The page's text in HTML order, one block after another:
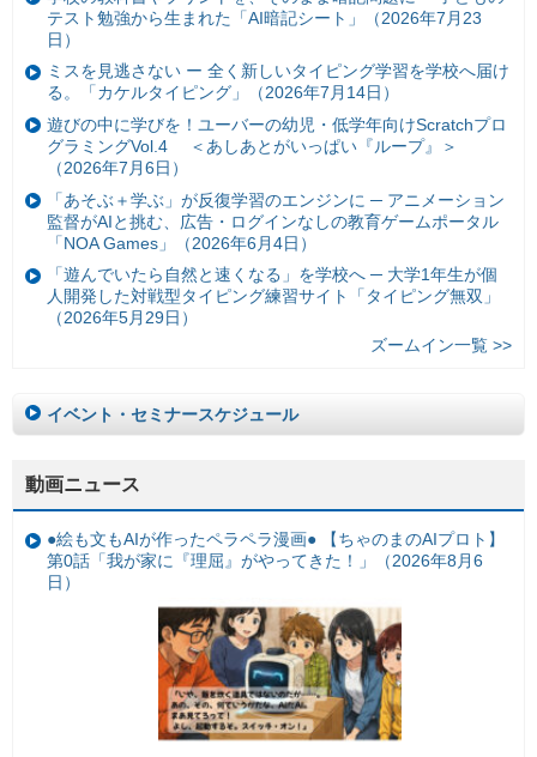
テスト勉強から生まれた「AI暗記シート」（2026年7月23
日）
ミスを見逃さない ー 全く新しいタイピング学習を学校へ届け
る。「カケルタイピング」（2026年7月14日）
遊びの中に学びを！ユーバーの幼児・低学年向けScratchプロ
グラミングVol.4 ＜あしあとがいっぱい『ループ』＞
（2026年7月6日）
「あそぶ＋学ぶ」が反復学習のエンジンに ─ アニメーション
監督がAIと挑む、広告・ログインなしの教育ゲームポータル
「NOA Games」（2026年6月4日）
「遊んでいたら自然と速くなる」を学校へ ─ 大学1年生が個
人開発した対戦型タイピング練習サイト「タイピング無双」
（2026年5月29日）
ズームイン一覧 >>
イベント・セミナースケジュール
動画ニュース
●絵も文もAIが作ったペラペラ漫画● 【ちゃのまのAIプロト】
第0話「我が家に『理屈』がやってきた！」（2026年8月6
日）